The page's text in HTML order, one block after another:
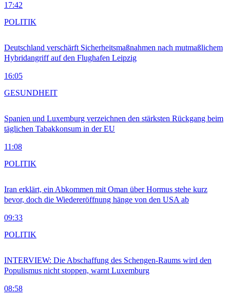
17:42
Deutschland verschärft Sicherheitsmaßnahmen nach mutmaßlichem
Hybridangriff auf den Flughafen Leipzig
16:05
POLITIK
Spanien und Luxemburg verzeichnen den stärksten Rückgang beim
täglichen Tabakkonsum in der EU
11:08
GESUNDHEIT
Iran erklärt, ein Abkommen mit Oman über Hormus stehe kurz
bevor, doch die Wiedereröffnung hänge von den USA ab
09:33
POLITIK
INTERVIEW: Die Abschaffung des Schengen-Raums wird den
Populismus nicht stoppen, warnt Luxemburg
08:58
POLITIK